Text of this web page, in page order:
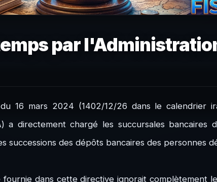
par
16 mars 2024 (1402/12/26 dans le calendrier
a directement chargé les succursales bancaires
successions des dépôts bancaires des personnes
dans cette directive ignorait complètement